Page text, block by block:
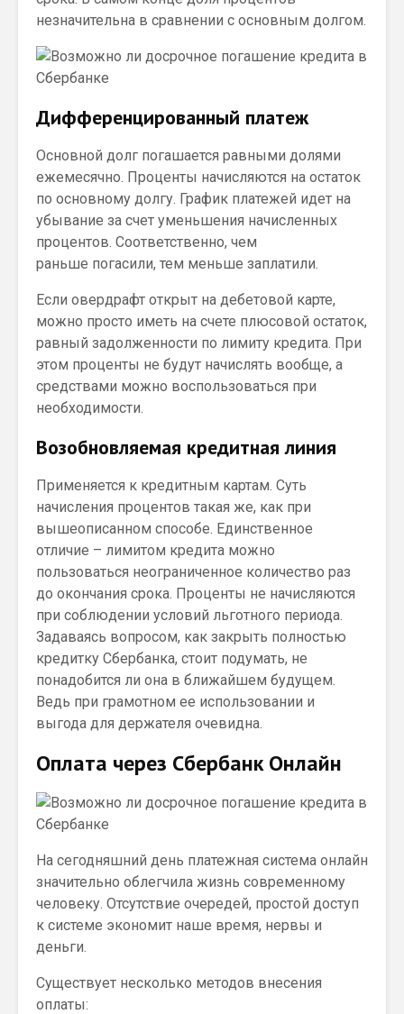
незначительна в сравнении с основным долгом.
Дифференцированный платеж
Основной долг погашается равными долями
ежемесячно. Проценты начисляются на остаток
по основному долгу. График платежей идет на
убывание за счет уменьшения начисленных
процентов. Соответственно, чем
раньше погасили, тем меньше заплатили.
Если овердрафт открыт на дебетовой карте,
можно просто иметь на счете плюсовой остаток,
равный задолженности по лимиту кредита. При
этом проценты не будут начислять вообще, а
средствами можно воспользоваться при
необходимости.
Возобновляемая кредитная линия
Применяется к кредитным картам. Суть
начисления процентов такая же, как при
вышеописанном способе. Единственное
отличие – лимитом кредита можно
пользоваться неограниченное количество раз
до окончания срока. Проценты не начисляются
при соблюдении условий льготного периода.
Задаваясь вопросом, как закрыть полностью
кредитку Сбербанка, стоит подумать, не
понадобится ли она в ближайшем будущем.
Ведь при грамотном ее использовании и
выгода для держателя очевидна.
Оплата через Сбербанк Онлайн
На сегодняшний день платежная система онлайн
значительно облегчила жизнь современному
человеку. Отсутствие очередей, простой доступ
к системе экономит наше время, нервы и
деньги.
Существует несколько методов внесения
оплаты: